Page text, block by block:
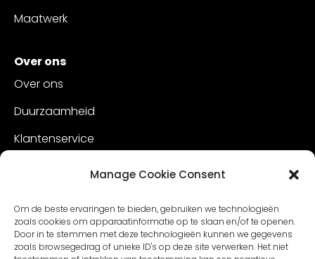
Manage Cookie Consent
Om de beste ervaringen te bieden, gebruiken we technologieën
zoals cookies om apparaatinformatie op te slaan en/of te openen.
Door in te stemmen met deze technologieën kunnen we gegevens
zoals browsegedrag of unieke ID's op deze site verwerken. Het niet
Maatwerk
Over ons
Over ons
Duurzaamheid
Klantenservice